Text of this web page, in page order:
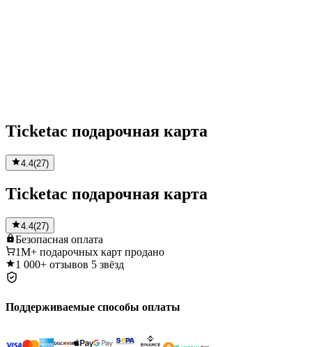
Ticketac подарочная карта
4.4(27)
Ticketac подарочная карта
4.4(27)
Безопасная оплата
1M+ подарочных карт продано
1 000+ отзывов 5 звёзд
Поддерживаемые способы оплаты